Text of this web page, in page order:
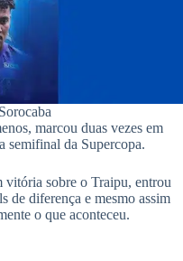
marcou duas vezes em
semifinal da Supercopa.
vitória sobre o Traipu, entrou
de diferença e mesmo assim
o que aconteceu.